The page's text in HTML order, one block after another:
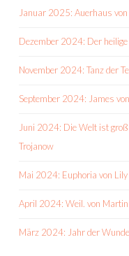
Januar 2025: Auerhaus von
Dezember 2024: Der
November 2024: Tanz der
September 2024: James
Juni 2024: Die Welt ist
Trojanow
Mai 2024: Euphoria von Lily
April 2024: Weil. von
März 2024: Jahr der